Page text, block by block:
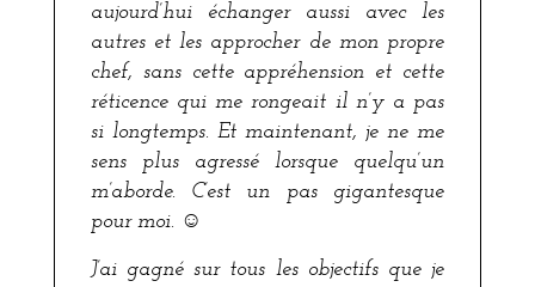
aujourd’hui échanger aussi avec les
autres et les approcher de mon propre
chef, sans cette appréhension et cette
réticence qui me rongeait il n’y a pas
si longtemps. Et maintenant, je ne me
sens plus agressé lorsque quelqu’un
m’aborde. C’est un pas gigantesque
pour moi. ☺
J’ai gagné sur tous les objectifs que je